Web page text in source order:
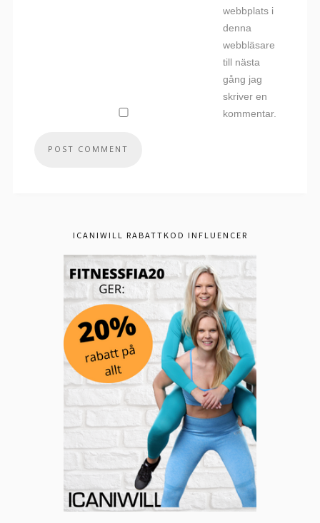
webbplats i
denna
webbläsare
till nästa
gång jag
skriver en
kommentar.
ICANIWILL RABATTKOD INFLUENCER